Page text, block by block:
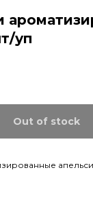
уп
Out of stock